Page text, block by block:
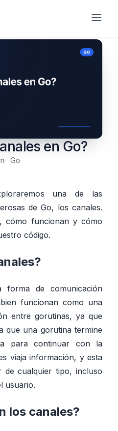
en Go?
Go
una de las
de Go, los canales.
cómo funcionan y cómo
código.
forma de comunicación
funcionan como una
entre gorutinas, ya que
que una gorutina termine
para continuar con la
viaja información, y esta
de cualquier tipo, incluso
usuario.
los canales?